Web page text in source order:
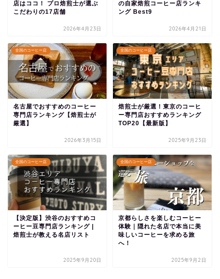
店はココ！ プロ焙煎士が選ぶ
こだわりの17店舗
2026年4月23日
の自家焙煎コーヒー店ランキ
ング Best9
2026年4月21日
全国のコーヒー店
名古屋でおすすめのコーヒー
専門店ランキング【焙煎士が
厳選】
2026年3月15日
全国のコーヒー店
焙煎士が厳選！東京のコーヒ
ー専門店おすすめランキング
TOP20【最新版】
2025年9月23日
全国のコーヒー店
【決定版】渋谷のおすすめコ
ーヒー豆専門店ランキング |
焙煎士が教える名店リスト
2025年9月20日
全国のコーヒー店
京都らしさを楽しむコーヒー
体験｜隠れた名店で本当に美
味しいコーヒーを求める旅
へ！
2025年9月2日